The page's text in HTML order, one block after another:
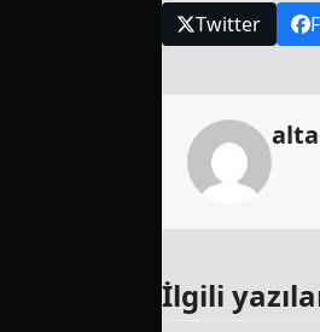
Twitter
İlgili